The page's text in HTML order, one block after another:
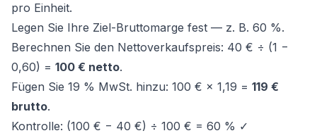
pro Einheit.
Legen Sie Ihre Ziel-Bruttomarge fest — z. B. 60 %.
Berechnen Sie den Nettoverkaufspreis: 40 € ÷ (1 −
0,60) = 100 € netto.
Fügen Sie 19 % MwSt. hinzu: 100 € × 1,19 = 119 €
brutto.
Kontrolle: (100 € − 40 €) ÷ 100 € = 60 % ✓